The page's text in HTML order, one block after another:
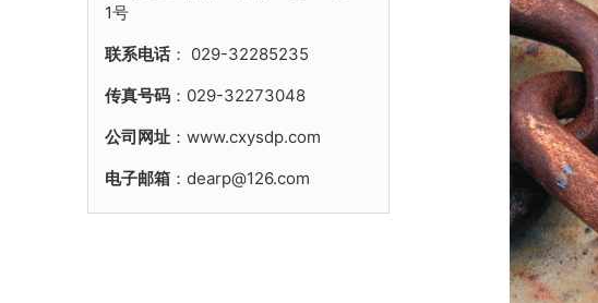
1号
联系电话： 029-32285235
传真号码 ：029-32273048
公司网址 ：www.cxysdp.com
电子邮箱 ：dearp@126.com